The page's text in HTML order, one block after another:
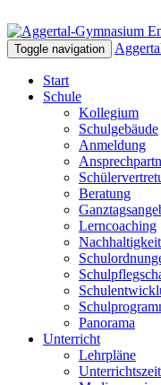
Toggle navigation
Start
Schule
Kollegium
Schulgebäude
Anmeldung
Beratung
Lerncoaching
Nachhaltigkeit
Panorama
Unterricht
Lehrpläne